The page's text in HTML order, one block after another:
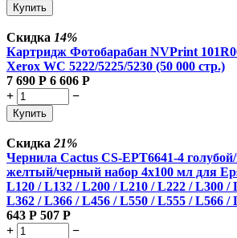
Купить
Скидка 14%
Картридж Фотобарабан NVPrint
Xerox WC 5222/5225/5230 (50 000 стр.)
7 690 Р 6 606 Р
+
−
Купить
Скидка 21%
Чернила Cactus CS-EPT6641-4
желтый/черный набор 4x100 мл для
L120 / L132 / L200 / L210 / L222 / L300 /
L362 / L366 / L456 / L550 / L555 / L566 /
643 Р 507 Р
+
−